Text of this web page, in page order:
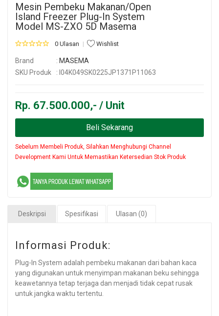
Mesin Pembeku Makanan/Open
Island Freezer Plug-In System
Model MS-ZXO 5D Masema
0 Ulasan Wishlist
Brand : MASEMA
SKU Produk
: I04K049SK0225JP1371P11063
Rp. 67.500.000,- / Unit
Beli Sekarang
Sebelum Membeli Produk, Silahkan Menghubungi Channel
Development Kami Untuk Memastikan Ketersedian Stok Produk
Deskripsi Spesifikasi Ulasan (0)
Informasi Produk:
Plug-In System adalah pembeku makanan dari bahan kaca
yang digunakan untuk menyimpan makanan beku sehingga
keawetannya tetap terjaga dan menjadi tidak cepat rusak
untuk jangka waktu tertentu.